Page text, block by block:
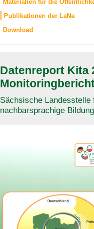
Materialien für die
Publikationen der LaNa
Download
Datenreport Kita
Sächsische Landesstelle
nachbarsprachige Bildung